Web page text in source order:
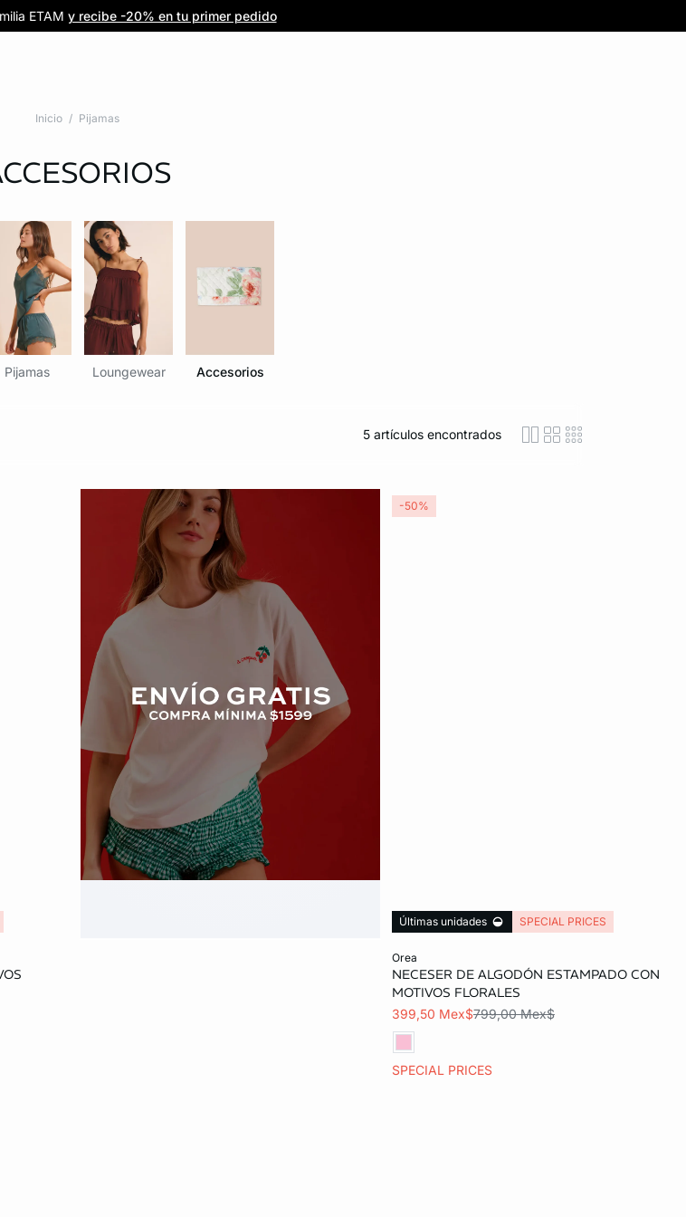
tu primera ordenal iniciar sesión
para clientes nuevos Únete a ETAM
ETAM y recibe -20% en tu primer pedido
gratisen compras de $1599
Inicio Pijamas
Pijamas Loungewear Accesorios
5artículos encontrados icon-layout-
icon-layout-
icon-layout-
orea
NECESER DE ALGODÓN ESTAMPADO CON
MOTIVOS FLORALES
399,50 Mex$799,00 Mex$
SPECIAL PRICES
Últimas unidades SPECIAL PRICES
TALLA_UNICA
-50%